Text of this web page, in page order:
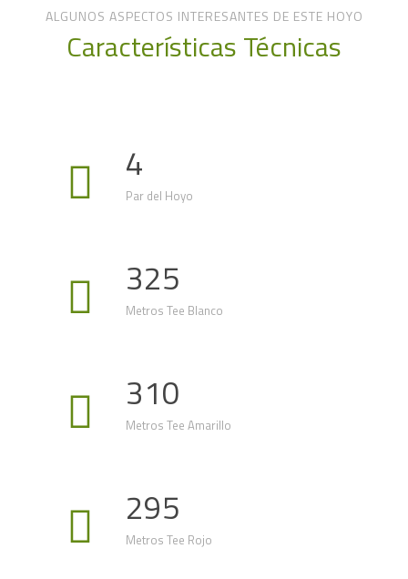
ALGUNOS ASPECTOS INTERESANTES DE ESTE HOYO
Características Técnicas
4
Par del Hoyo
325
Metros Tee Blanco
310
Metros Tee Amarillo
295
Metros Tee Rojo